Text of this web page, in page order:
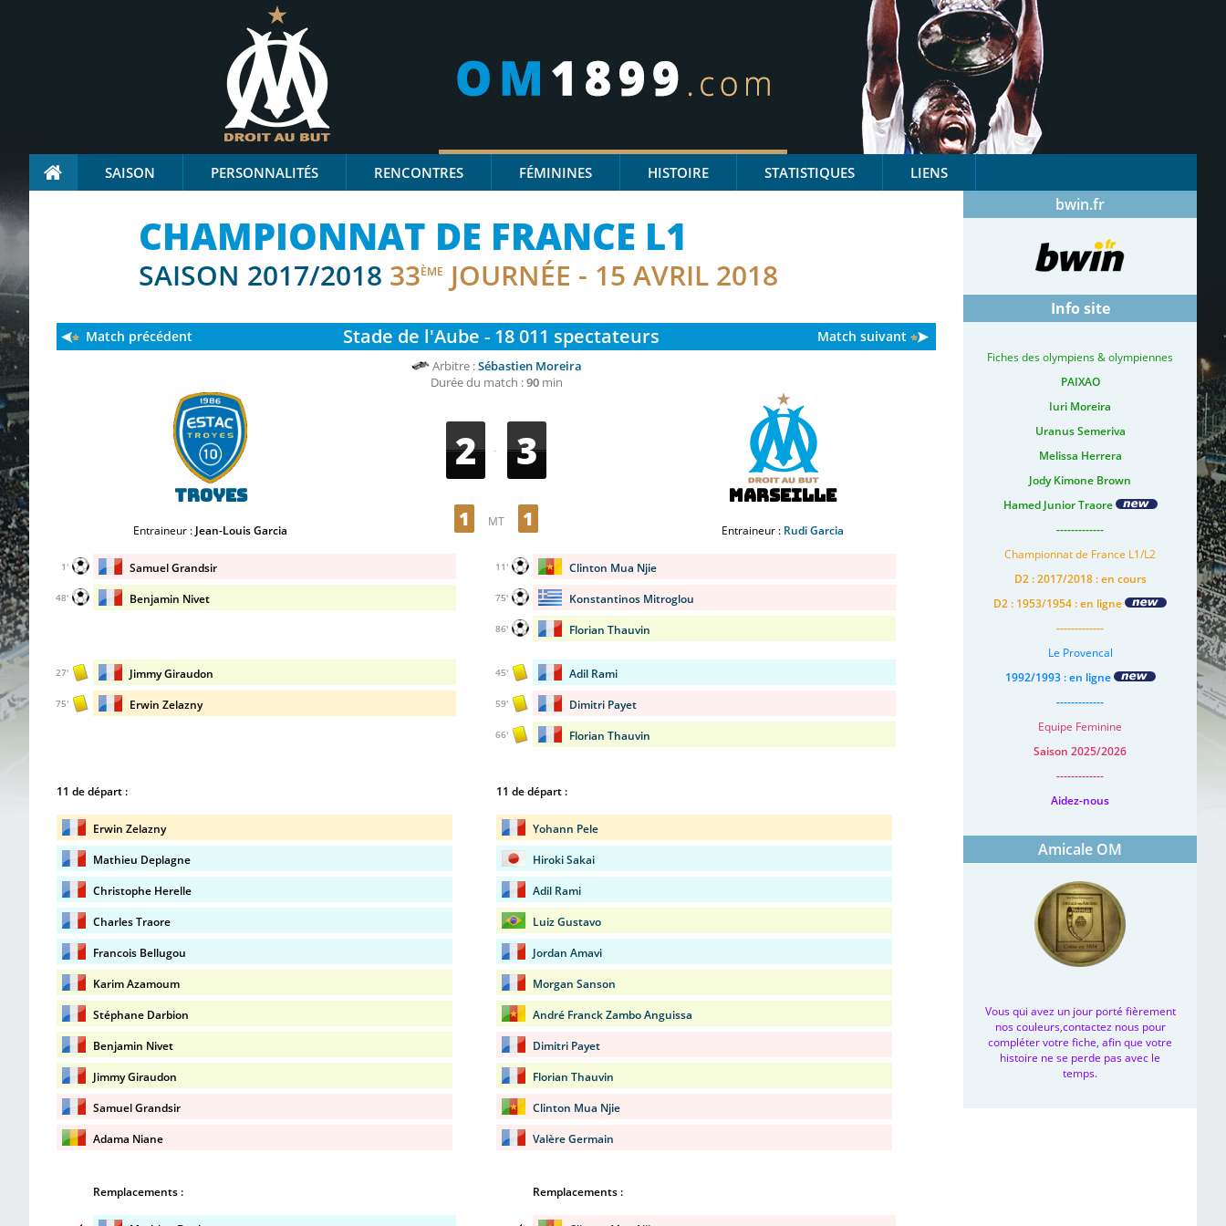
SAISON PERSONNALITÉS RENCONTRES FÉMININES HISTOIRE STATISTIQUES LIENS
CHAMPIONNAT DE FRANCE L1
SAISON 2017/2018 33ÈME JOURNÉE - 15 AVRIL 2018
Stade de l'Aube - 18 011 spectateurs
Match précédent Match suivant
Arbitre :Sébastien Moreira
Durée du match :90min
Troyes
Entraineur : Jean-Louis Garcia
2 - 3
1 MT 1
Marseille
Entraineur : Rudi Garcia
Samuel Grandsir
1'
Benjamin Nivet
48'
Clinton Mua Njie
11'
Konstantinos Mitroglou
75'
Florian Thauvin
86'
Jimmy Giraudon
27'
Erwin Zelazny
75'
Adil Rami
45'
Dimitri Payet
59'
Florian Thauvin
66'
11 de départ :
Erwin Zelazny
Mathieu Deplagne
Christophe Herelle
Charles Traore
Francois Bellugou
Karim Azamoum
Stéphane Darbion
Benjamin Nivet
Jimmy Giraudon
Samuel Grandsir
Adama Niane
11 de départ :
Yohann Pele
Hiroki Sakai
Adil Rami
Luiz Gustavo
Jordan Amavi
Morgan Sanson
André Franck Zambo Anguissa
Dimitri Payet
Florian Thauvin
Clinton Mua Njie
Valère Germain
Remplacements : Remplacements :
bwin.fr
Info site
Fiches des olympiens & olympiennes
PAIXAO
Iuri Moreira
Uranus Semeriva
Melissa Herrera
Jody Kimone Brown
Hamed Junior Traore
-------------
Championnat de France L1/L2
D2 : 2017/2018 : en cours
D2 : 1953/1954 : en ligne
-------------
Le Provencal
1992/1993 : en ligne
-------------
Equipe Feminine
Saison 2025/2026
-------------
Aidez-nous
Amicale OM
Vous qui avez un jour porté fièrement
nos couleurs,contactez nous pour
compléter votre fiche, afin que votre
histoire ne se perde pas avec le
temps.